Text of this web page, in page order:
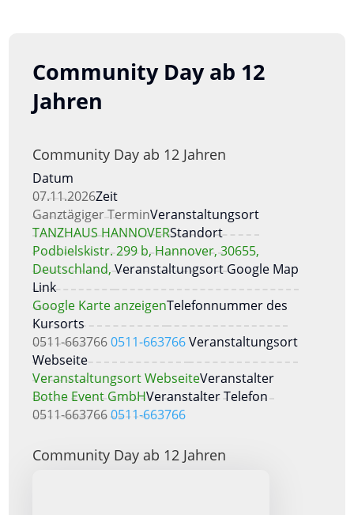
Community Day ab 12
Jahren
Community Day ab 12 Jahren
Datum
07.11.2026Zeit
Ganztägiger TerminVeranstaltungsort
TANZHAUS HANNOVERStandort
Podbielskistr. 299 b, Hannover, 30655,
Deutschland,Veranstaltungsort Google Map
Link
Google Karte anzeigenTelefonnummer des
Kursorts
0511-6637660511-663766Veranstaltungsort
Webseite
Veranstaltungsort WebseiteVeranstalter
Bothe Event GmbHVeranstalter Telefon
0511-6637660511-663766
Community Day ab 12 Jahren